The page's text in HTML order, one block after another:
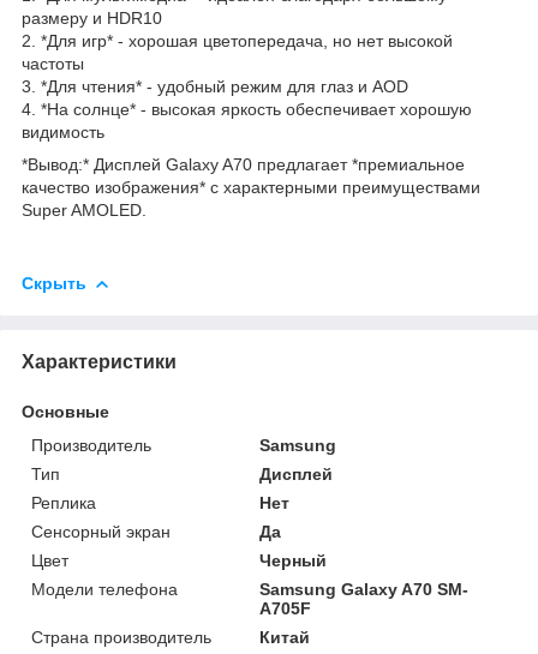
размеру и HDR10
2. *Для игр* - хорошая цветопередача, но нет высокой
частоты
3. *Для чтения* - удобный режим для глаз и AOD
4. *На солнце* - высокая яркость обеспечивает хорошую
видимость
*Вывод:* Дисплей Galaxy A70 предлагает *премиальное
качество изображения* с характерными преимуществами
Super AMOLED.
Скрыть
Характеристики
Основные
Производитель
Samsung
Тип
Дисплей
Реплика
Нет
Сенсорный экран
Да
Цвет
Черный
Модели телефона
Samsung Galaxy A70 SM-
A705F
Страна производитель
Китай